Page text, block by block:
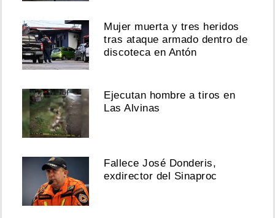
Mujer muerta y tres heridos
tras ataque armado dentro de
discoteca en Antón
Ejecutan hombre a tiros en
Las Alvinas
Fallece José Donderis,
exdirector del Sinaproc